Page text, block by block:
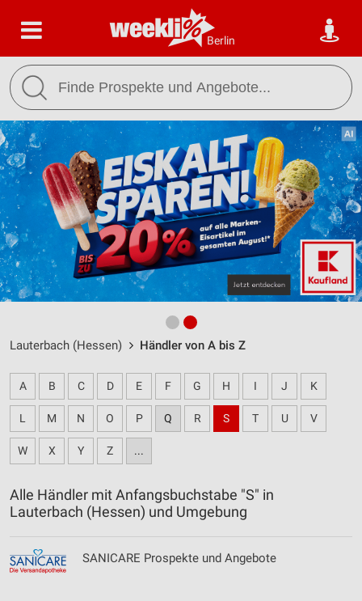
Berlin
Lauterbach (Hessen) Händler von A bis Z
A B C D E F G H I J K
L M N O P Q R S T U V
W X Y Z ...
Alle Händler mit Anfangsbuchstabe "S" in
Lauterbach (Hessen) und Umgebung
SANICARE Prospekte und Angebote